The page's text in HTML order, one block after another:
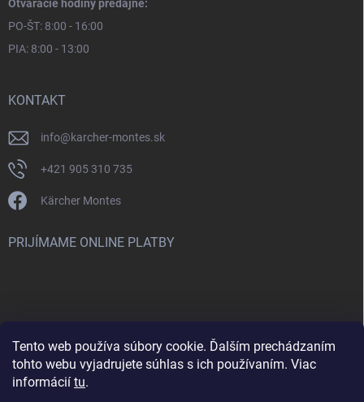
Tento web používa súbory cookie. Ďalším prechádzaním
tohto webu vyjadrujete súhlas s ich používaním. Viac
informácií tu.
Otváracie hodiny predajne:
PO-ŠT: 8:00 - 16:00
PIA: 8:00 - 13:00
KONTAKT
info@karcher-montes.sk
+421 905 310 735
Kärcher Montes
PRIJÍMAME ONLINE PLATBY
Nenašli ste čo ste hľadali? Máte záujem o inú značku? Skúste
navštíviť aj našu stránku Montclean.sk